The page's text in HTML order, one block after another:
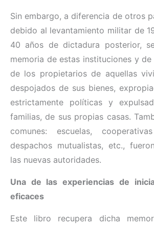
Sin embargo, a diferencia de otros
debido al levantamiento militar de
40 años de dictadura posterior,
memoria de estas instituciones y
de los propietarios de aquellas
despojados de sus bienes,
estrictamente políticas y
familias, de sus propias casas.
comunes: escuelas,
despachos mutualistas, etc.,
las nuevas autoridades.
Una de las experiencias de
eficaces
Este libro recupera dicha